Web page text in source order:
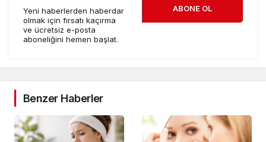
Yeni haberlerden haberdar
olmak için fırsatı kaçırma
ve ücretsiz e-posta
aboneliğini hemen başlat.
ABONE OL
Benzer Haberler